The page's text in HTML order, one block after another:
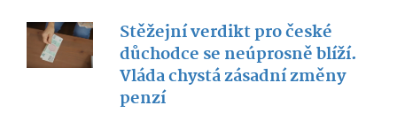
Stěžejní verdikt pro české
důchodce se neúprosně blíží.
Vláda chystá zásadní změny
penzí